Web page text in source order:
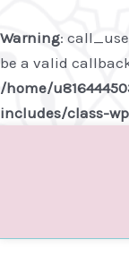
Warning:
be a valid
/home/
includes/class-
al
contenido